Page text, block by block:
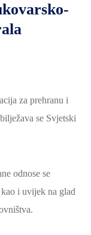
za prehranu i
se Svjetski
odnose se
i uvijek na glad